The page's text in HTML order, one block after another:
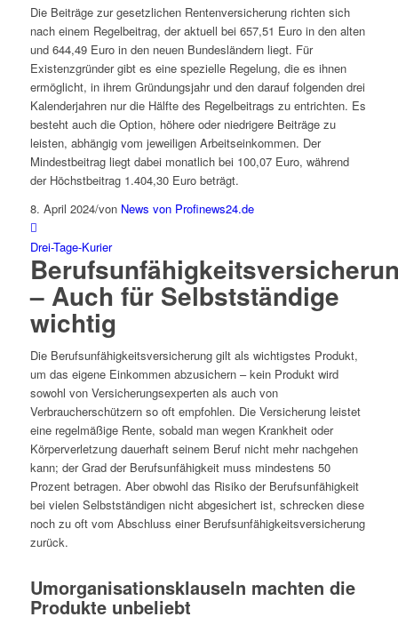
Die Beiträge zur gesetzlichen Rentenversicherung richten sich
nach einem Regelbeitrag, der aktuell bei 657,51 Euro in den alten
und 644,49 Euro in den neuen Bundesländern liegt. Für
Existenzgründer gibt es eine spezielle Regelung, die es ihnen
ermöglicht, in ihrem Gründungsjahr und den darauf folgenden drei
Kalenderjahren nur die Hälfte des Regelbeitrags zu entrichten. Es
besteht auch die Option, höhere oder niedrigere Beiträge zu
leisten, abhängig vom jeweiligen Arbeitseinkommen. Der
Mindestbeitrag liegt dabei monatlich bei 100,07 Euro, während
der Höchstbeitrag 1.404,30 Euro beträgt.
8. April 2024/von News von Profinews24.de
Drei-Tage-Kurier
– Auch für Selbstständige
wichtig
Die Berufsunfähigkeitsversicherung gilt als wichtigstes Produkt,
um das eigene Einkommen abzusichern – kein Produkt wird
sowohl von Versicherungsexperten als auch von
Verbraucherschützern so oft empfohlen. Die Versicherung leistet
eine regelmäßige Rente, sobald man wegen Krankheit oder
Körperverletzung dauerhaft seinem Beruf nicht mehr nachgehen
kann; der Grad der Berufsunfähigkeit muss mindestens 50
Prozent betragen. Aber obwohl das Risiko der Berufsunfähigkeit
bei vielen Selbstständigen nicht abgesichert ist, schrecken diese
noch zu oft vom Abschluss einer Berufsunfähigkeitsversicherung
zurück.
Umorganisationsklauseln machten die
Produkte unbeliebt